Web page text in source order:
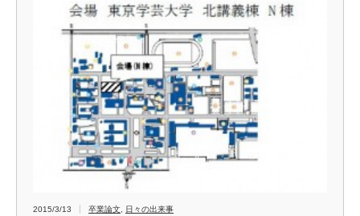
2015/3/13 卒業論文 日々の出来事